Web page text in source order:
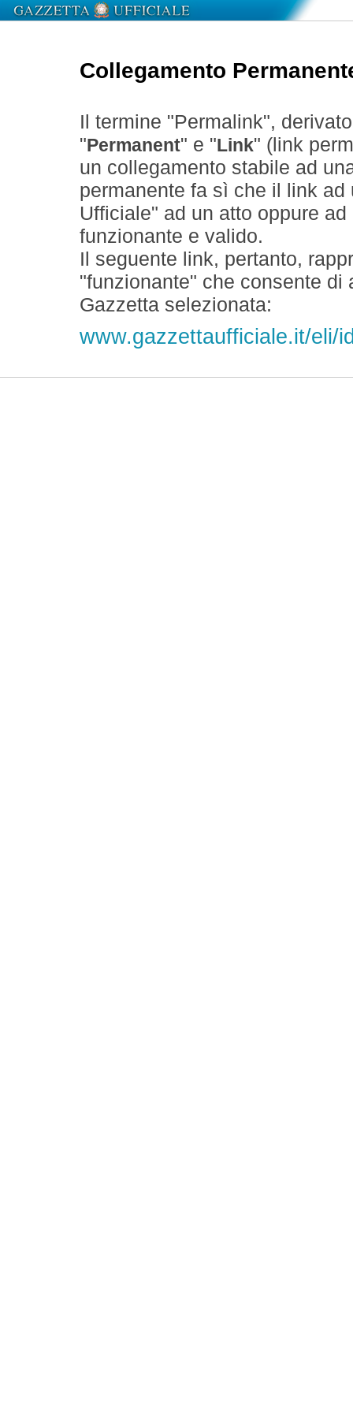
Collegamento
Il termine "Permalink",
" Permanent" e " Link" (link
un collegamento stabile ad
permanente fa sì che il link
Ufficiale" ad un atto oppure
funzionante e valido.
Il seguente link, pertanto,
"funzionante" che consente
Gazzetta selezionata:
www.gazzettaufficiale.it/eli/